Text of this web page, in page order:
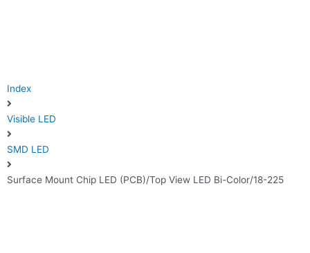
Index
Visible LED
SMD LED
Surface Mount Chip LED (PCB)/Top View LED Bi-Color/18-225